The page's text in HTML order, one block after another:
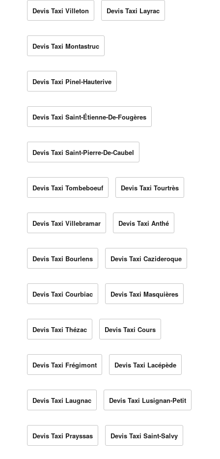
Devis Taxi Villeton Devis Taxi Layrac
Devis Taxi Montastruc
Devis Taxi Pinel-Hauterive
Devis Taxi Saint-Étienne-De-Fougères
Devis Taxi Saint-Pierre-De-Caubel
Devis Taxi Tombeboeuf Devis Taxi Tourtrès
Devis Taxi Villebramar Devis Taxi Anthé
Devis Taxi Bourlens Devis Taxi Cazideroque
Devis Taxi Courbiac Devis Taxi Masquières
Devis Taxi Thézac Devis Taxi Cours
Devis Taxi Frégimont Devis Taxi Lacépède
Devis Taxi Laugnac Devis Taxi Lusignan-Petit
Devis Taxi Prayssas Devis Taxi Saint-Salvy